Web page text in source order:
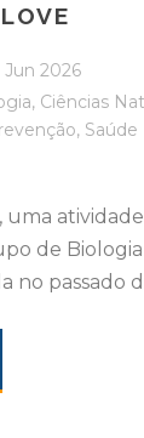
Jun 2026
, Ciências
, Saúde
uma
de
no passado